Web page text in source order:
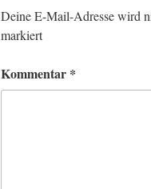
Deine E-Mail-Adresse wird
markiert
Kommentar *